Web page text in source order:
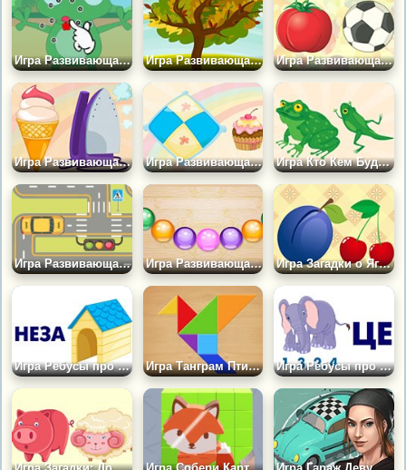
Игра Развивающая: Точка к Точке Игра Развивающая: Времена Года Игра Развивающая: Съедобное-несъедобное
Игра Развивающая: Холодное-Горячее Игра Развивающая: Большой-маленький Игра Кто Кем Будет?
Игра Развивающая: Такси Игра Развивающая: Собери Бусы Игра Загадки о Ягодах
Игра Ребусы про Цветы Игра Танграм Птицы Игра Ребусы про Лето